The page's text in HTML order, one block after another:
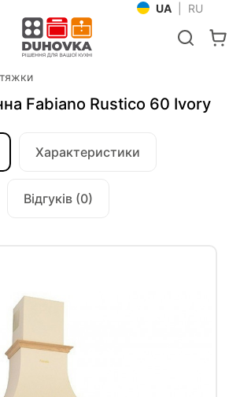
UA RU
Fabiano Rustico 60 Ivory
Характеристики
Відгуків (0)